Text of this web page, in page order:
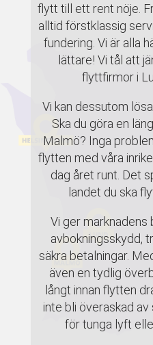
flytt till ett rent nöje.
alltid förstklassig
fundering. Vi är alla
lättare! Vi tål att
flyttfirmor i
Vi kan dessutom
Ska du göra en
Malmö? Inga
flytten med våra
dag året runt. Det
landet du ska
Vi ger marknadens
avbokningsskydd,
säkra betalningar.
även en tydlig
långt innan flytten
inte bli överaskad
för tunga lyft